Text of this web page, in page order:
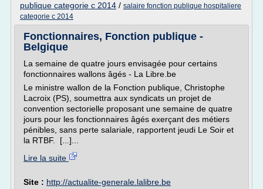
publique categorie c 2014 / salaire fonction publique hospitaliere
categorie c 2014
Fonctionnaires, Fonction publique -
Belgique
La semaine de quatre jours envisagée pour certains
fonctionnaires wallons âgés - La Libre.be
Le ministre wallon de la Fonction publique, Christophe
Lacroix (PS), soumettra aux syndicats un projet de
convention sectorielle proposant une semaine de quatre
jours pour les fonctionnaires âgés exerçant des métiers
pénibles, sans perte salariale, rapportent jeudi Le Soir et
la RTBF. [...]...
Lire la suite
Site : http://actualite-generale.lalibre.be